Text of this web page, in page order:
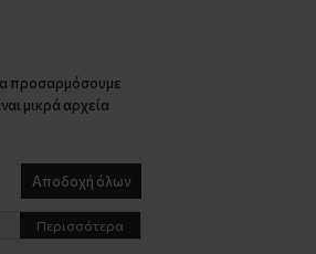
προσαρμόσουμε
μικρά αρχεία
Αποδοχή όλων
Περισσότερα